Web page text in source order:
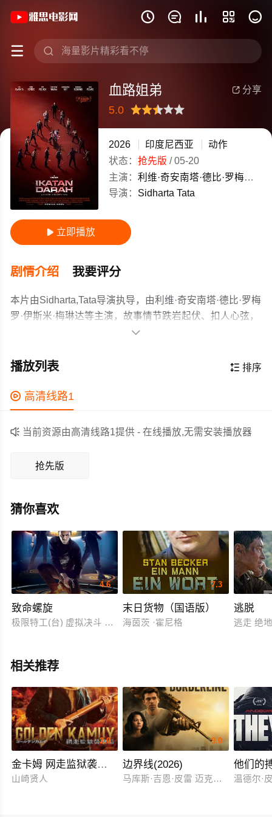
    
 
《血路姐弟》(2026)印度尼西亚印尼语
 分享
血路姐弟
5.0
很差 推荐力荐
2026 印度尼西亚
动作
状态： 抢先版 /05-20
主演： 利维·奇安南塔·德比·罗梅罗·伊斯米·梅琳达
导演： Sidharta Tata
 立即播放
剧情介绍 我要评分
本片由Sidharta,Tata导演执导，由利维·奇安南塔·德比·罗梅
罗·伊斯米·梅琳达等主演，故事情节跌岩起伏、扣人心弦，
领广大动作片爱好者和观众们都期待不已。
一个高利贷网络，以拯救她的弟弟，她弟弟被困在网上赌
作为一部 上映的动作电影，在当期同类题材影片中具有一
定的看点，在演员表现和剧情架构上也都有不错的亮点，
剧情紧凑，角色塑造鲜明，适合喜欢动作类电影的观众观

 排序
播放列表
 高清线路1
 当前资源由高清线路1提供 - 在线播放,无需安装播放器
抢先版
猜你喜欢
4.6
致命螺旋
极限特工(台) 虚拟决斗 Spiral
7.3
末日货物（国语版）
海茵茨 ·霍尼格
逃脱
逃走 绝
相关推荐
2.0
金卡姆 网走监狱袭击篇
山崎贤人
9.0
边界线(2026)
马库斯·吉恩·皮雷 迈克尔·约翰·斯坦
他们的
温德尔·